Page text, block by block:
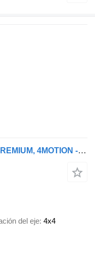
Volkswagen Atlas 3.6L V6 SEL PREMIUM, 4MOTION - Na predaj
del eje 4x4